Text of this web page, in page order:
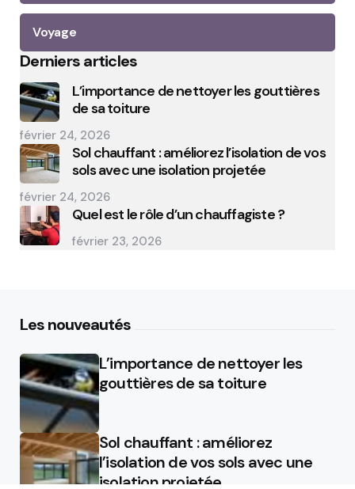
Voyage
Derniers articles
L’importance de nettoyer les gouttières
de sa toiture
février 24, 2026
Sol chauffant : améliorez l’isolation de vos
sols avec une isolation projetée
février 24, 2026
Quel est le rôle d’un chauffagiste ?
février 23, 2026
Les nouveautés
L’importance de nettoyer les
gouttières de sa toiture
Sol chauffant : améliorez
l’isolation de vos sols avec une
isolation projetée